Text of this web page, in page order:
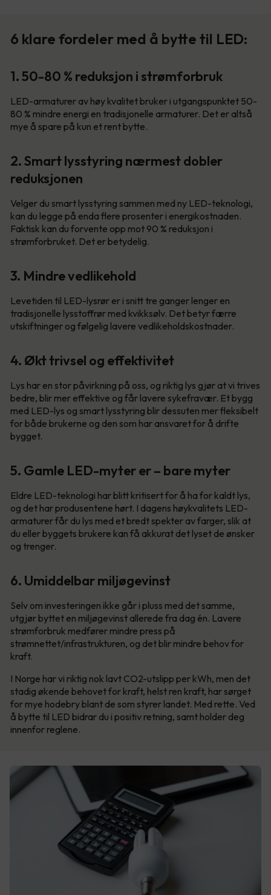
6 klare fordeler med å bytte til LED:
1. 50-80 % reduksjon i strømforbruk
LED-armaturer av høy kvalitet bruker i utgangspunktet 50-
80 % mindre energi en tradisjonelle armaturer. Det er altså
mye å spare på kun et rent bytte.
2. Smart lysstyring nærmest dobler
reduksjonen
Velger du smart lysstyring sammen med ny LED-teknologi,
kan du legge på enda flere prosenter i energikostnaden.
Faktisk kan du forvente opp mot 90 % reduksjon i
strømforbruket. Det er betydelig.
3. Mindre vedlikehold
Levetiden til LED-lysrør er i snitt tre ganger lenger en
tradisjonelle lysstoffrør med kvikksølv. Det betyr færre
utskiftninger og følgelig lavere vedlikeholdskostnader.
4. Økt trivsel og effektivitet
Lys har en stor påvirkning på oss, og riktig lys gjør at vi trives
bedre, blir mer effektive og får lavere sykefravær. Et bygg
med LED-lys og smart lysstyring blir dessuten mer fleksibelt
for både brukerne og den som har ansvaret for å drifte
bygget.
5. Gamle LED-myter er – bare myter
Eldre LED-teknologi har blitt kritisert for å ha for kaldt lys,
og det har produsentene hørt. I dagens høykvalitets LED-
armaturer får du lys med et bredt spekter av farger, slik at
du eller byggets brukere kan få akkurat det lyset de ønsker
og trenger.
6. Umiddelbar miljøgevinst
Selv om investeringen ikke går i pluss med det samme,
utgjør byttet en miljøgevinst allerede fra dag én. Lavere
strømforbruk medfører mindre press på
strømnettet/infrastrukturen, og det blir mindre behov for
kraft.
I Norge har vi riktig nok lavt CO2-utslipp per kWh, men det
stadig økende behovet for kraft, helst ren kraft, har sørget
for mye hodebry blant de som styrer landet. Med rette. Ved
å bytte til LED bidrar du i positiv retning, samt holder deg
innenfor reglene.